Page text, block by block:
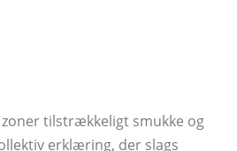
tilstrækkeligt smukke og
erklæring, der slags